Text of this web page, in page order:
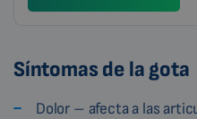
Síntomas de la gota
Dolor – afecta a las